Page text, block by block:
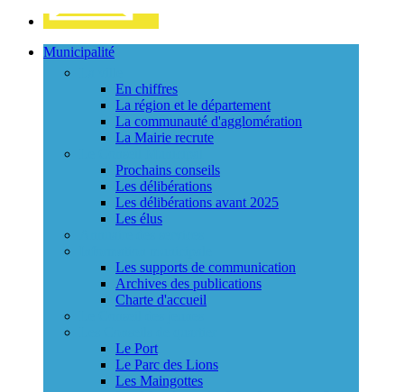
Municipalité
En chiffres
La région et le département
La communauté d'agglomération
La Mairie recrute
Prochains conseils
Les délibérations
Les délibérations avant 2025
Les élus
Les supports de communication
Archives des publications
Charte d'accueil
Le Port
Le Parc des Lions
Les Maingottes